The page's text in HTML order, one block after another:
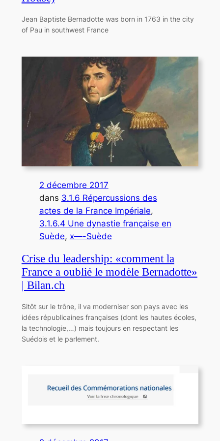
Jean Baptiste Bernadotte was born in 1763 in the city
of Pau in southwest France
2 décembre 2017
dans 3.1.6 Répercussions des
actes de la France Impériale
3.1.6.4 Une dynastie française en
Suède, x—-Suède
Crise du leadership: «comment la
France a oublié le modèle Bernadotte»
| Bilan.ch
Sitôt sur le trône, il va moderniser son pays avec les
idées républicaines françaises (dont les hautes écoles,
la technologie,…) mais toujours en respectant les
Suédois et le parlement.